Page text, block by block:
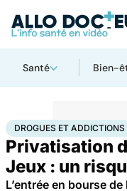
Santé Bien-
AccueilSantéMaladies
DROGUES ET ADDICTIONS
Privatisation
Jeux : un
L’entrée en bourse